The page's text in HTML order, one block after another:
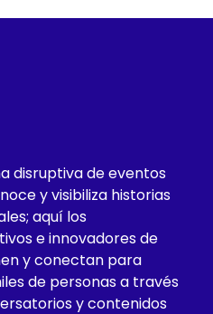
disruptiva de eventos
y visibiliza historias
aquí los
e innovadores de
y conectan para
de personas a través
y contenidos